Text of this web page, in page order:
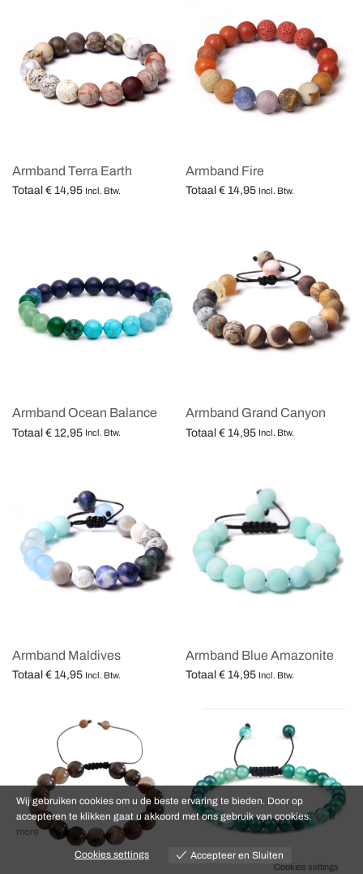
Armband Terra Earth
Totaal € 14,95 Incl. Btw.
Armband Fire
Totaal € 14,95 Incl. Btw.
Armband Ocean Balance
Totaal € 12,95 Incl. Btw.
Armband Grand Canyon
Totaal € 14,95 Incl. Btw.
Armband Maldives
Totaal € 14,95 Incl. Btw.
Armband Blue Amazonite
Totaal € 14,95 Incl. Btw.
Wij gebruiken cookies om u de beste ervaring te bieden. Door op
accepteren te klikken gaat u akkoord met ons gebruik van cookies. View
more
Cookies settings
Accepteer en Sluiten
Cookies settings